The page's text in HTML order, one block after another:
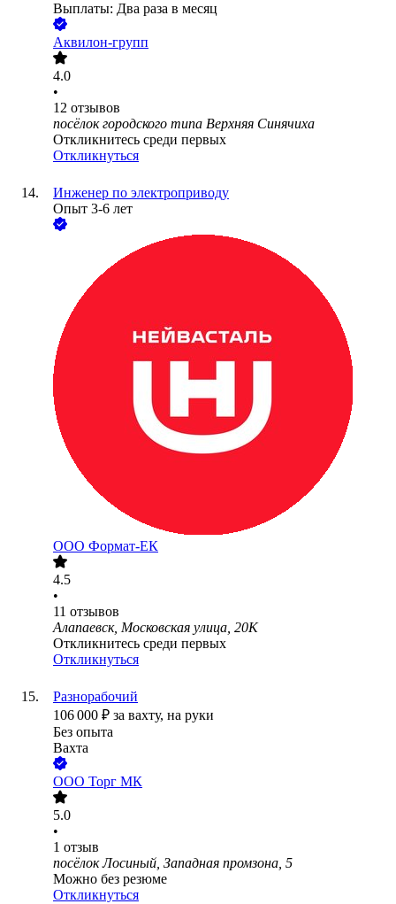
Выплаты: Два раза в месяц
Аквилон-групп
4.0
•
12 отзывов
посёлок городского типа Верхняя Синячиха
Откликнитесь среди первых
Откликнуться
Инженер по электроприводу
Опыт 3-6 лет
ООО Формат-ЕК
4.5
•
11 отзывов
Алапаевск, Московская улица, 20К
Откликнитесь среди первых
Откликнуться
Разнорабочий
106 000 ₽ за вахту, на руки
Без опыта
Вахта
ООО Торг МК
5.0
•
1 отзыв
посёлок Лосиный, Западная промзона, 5
Можно без резюме
Откликнуться